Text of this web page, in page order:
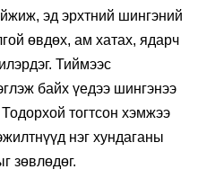
эд эрхтний шингэний
өвдөх, ам хатах, ядарч
Тиймээс
байх үедээ шингэнээ
тогтсон хэмжээ
нэг хундаганы
зөвлөдөг.